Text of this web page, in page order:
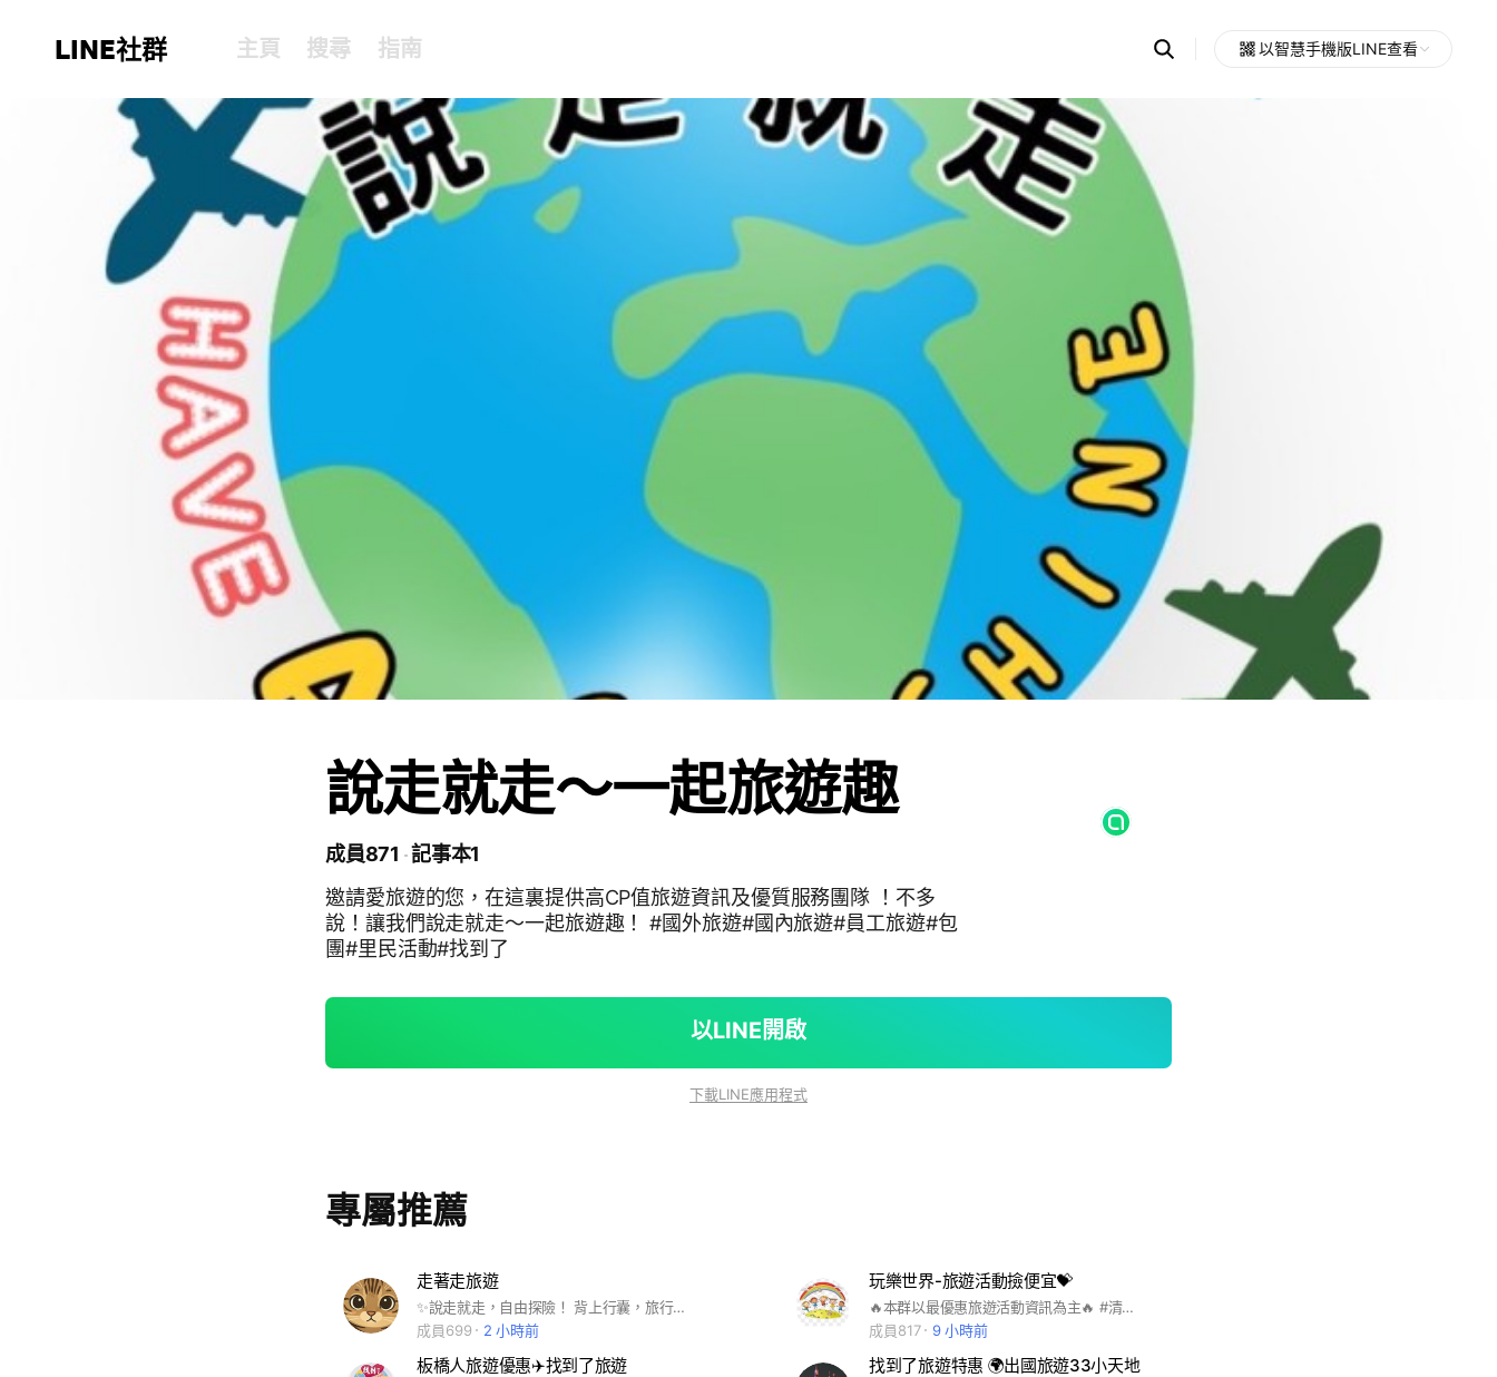
LINE社群 主頁 搜尋 指南 Search
OpenChats
messages
以智慧手機版LINE查看
說走就走～一起旅遊趣
成員871 記事本1
邀請愛旅遊的您，在這裏提供高CP值旅遊資訊及優質服務團隊 ！不多
說！讓我們說走就走～一起旅遊趣！ #國外旅遊#國內旅遊#員工旅遊#包
團#里民活動#找到了
以LINE開啟
下載LINE應用程式
專屬推薦
走著走旅遊
✨說走就走，自由探險！ 背上行囊，旅行，不只是打卡，一起環遊世界！
成員699
2 小時前
玩樂世界-旅遊活動撿便宜💝
🔥本群以最優惠旅遊活動資訊為主🔥 #清倉（即期）機➕酒，請隨時注意‼️ 💝旅遊規劃師💝 #除了無法太空旅遊，只要在地球上我都盡力幫您完成旅遊規劃💃💃 #私人奢華旅遊 #家族旅遊 #孝親旅遊 #企業員工旅遊 #團體旅遊 #小資旅遊 #學校畢業旅行 #親子旅遊 #代辦護照、簽證、台胞證
成員817
9 小時前
板橋人旅遊優惠✈️找到了旅遊 找到了旅遊特惠 🌍出國旅遊33小天地